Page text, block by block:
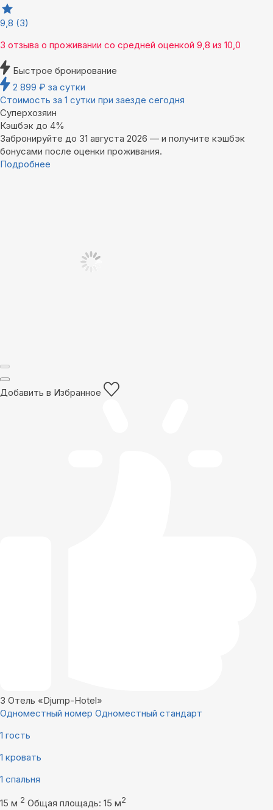
9,8 (3)
3 отзыва о проживании со средней оценкой 9,8 из 10,0
Быстрое бронирование
2 899 ₽ за сутки
Стоимость за 1 сутки при заезде сегодня
Суперхозяин
Кэшбэк до 4%
Забронируйте до 31 августа 2026 — и получите кэшбэк
бонусами после оценки проживания.
Подробнее
Добавить в Избранное
3 Отель «Djump-Hotel»
Одноместный номер Одноместный стандарт
1 гость
1 кровать
1 спальня
15 м 2 Общая площадь: 15 м2